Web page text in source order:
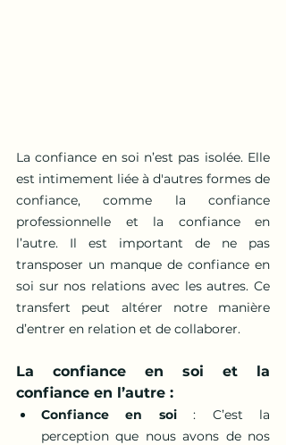
La confiance en soi n’est pas isolée. Elle
est intimement liée à d'autres formes de
confiance, comme la confiance
professionnelle et la confiance en
l’autre. Il est important de ne pas
transposer un manque de confiance en
soi sur nos relations avec les autres. Ce
transfert peut altérer notre manière
d’entrer en relation et de collaborer.
La confiance en soi et la
confiance en l’autre :
Confiance en soi : C’est la
perception que nous avons de nos